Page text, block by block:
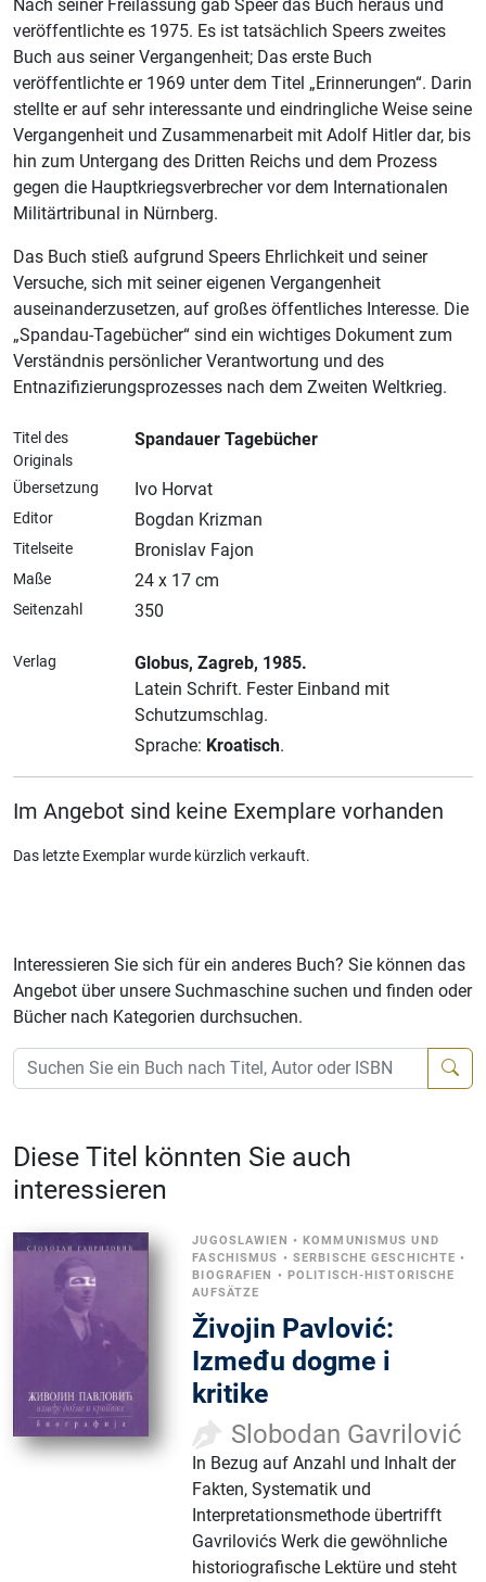
Nach seiner Freilassung gab Speer das Buch heraus und
veröffentlichte es 1975. Es ist tatsächlich Speers zweites
Buch aus seiner Vergangenheit; Das erste Buch
veröffentlichte er 1969 unter dem Titel „Erinnerungen“. Darin
stellte er auf sehr interessante und eindringliche Weise seine
Vergangenheit und Zusammenarbeit mit Adolf Hitler dar, bis
hin zum Untergang des Dritten Reichs und dem Prozess
gegen die Hauptkriegsverbrecher vor dem Internationalen
Militärtribunal in Nürnberg.
Das Buch stieß aufgrund Speers Ehrlichkeit und seiner
Versuche, sich mit seiner eigenen Vergangenheit
auseinanderzusetzen, auf großes öffentliches Interesse. Die
„Spandau-Tagebücher“ sind ein wichtiges Dokument zum
Verständnis persönlicher Verantwortung und des
Entnazifizierungsprozesses nach dem Zweiten Weltkrieg.
Titel des
Originals
Spandauer Tagebücher
Übersetzung Ivo Horvat
Editor Bogdan Krizman
Titelseite Bronislav Fajon
Maße 24 x 17 cm
Seitenzahl 350
Verlag Globus, Zagreb, 1985.
Latein Schrift. Fester Einband mit
Schutzumschlag.
Sprache: Kroatisch.
Im Angebot sind keine Exemplare vorhanden
Das letzte Exemplar wurde kürzlich verkauft.
Interessieren Sie sich für ein anderes Buch? Sie können das
Angebot über unsere Suchmaschine suchen und finden oder
Bücher nach Kategorien durchsuchen.
Diese Titel könnten Sie auch
interessieren
JUGOSLAWIEN •KOMMUNISMUS UND
FASCHISMUS • SERBISCHE GESCHICHTE •
BIOGRAFIEN • POLITISCH-HISTORISCHE
AUFSÄTZE
Živojin Pavlović:
Između dogme i
kritike
Slobodan Gavrilović
In Bezug auf Anzahl und Inhalt der
Fakten, Systematik und
Interpretationsmethode übertrifft
Gavrilovićs Werk die gewöhnliche
historiografische Lektüre und steht